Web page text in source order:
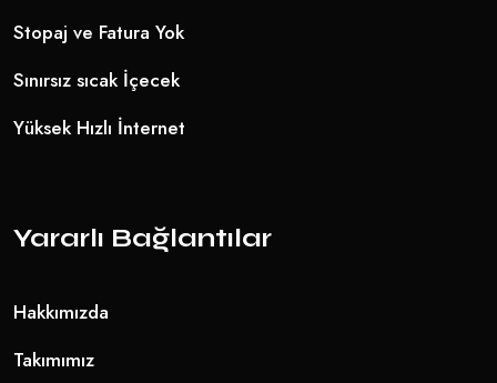
Stopaj ve Fatura Yok
Sınırsız sıcak İçecek
Yüksek Hızlı İnternet
Yararlı Bağlantılar
Hakkımızda
Takımımız